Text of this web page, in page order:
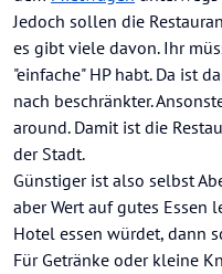
Jedoch sollen die
es gibt viele davon. Ihr
"einfache" HP habt. Da ist
nach beschränkter.
around. Damit ist die
der Stadt.
Günstiger ist also selbst
aber Wert auf gutes Essen
Hotel essen würdet, dann
Für Getränke oder kleine